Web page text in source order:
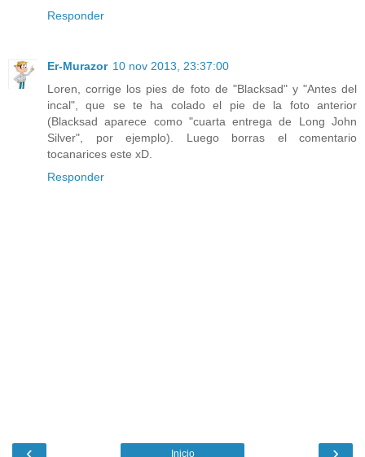
Responder
Er-Murazor 10 nov 2013, 23:37:00
Loren, corrige los pies de foto de "Blacksad" y "Antes del
incal", que se te ha colado el pie de la foto anterior
(Blacksad aparece como "cuarta entrega de Long John
Silver", por ejemplo). Luego borras el comentario
tocanarices este xD.
Responder
‹ ›
Inicio